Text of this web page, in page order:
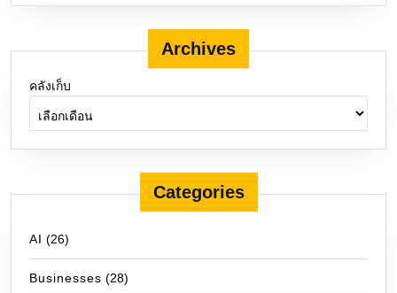
Archives
คลังเก็บ
Categories
AI (26)
Businesses (28)